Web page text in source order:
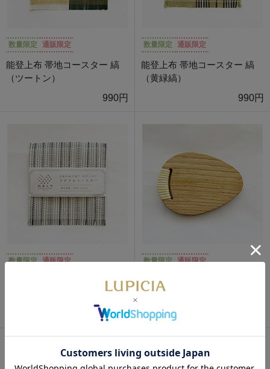
数量限定 通販限定
能登上布 帯地コースター 縞
（ツートン）
990円
数量限定 通販限定
能登上布 帯地コースター 縞
（黄緑縞）
990円
数量限定 通販限定
能登上布 帯地コースター 縞
990円
数量限定 通販限定
栗の木 しずくコースター